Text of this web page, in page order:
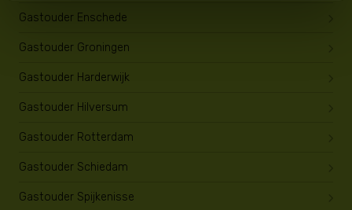
Gastouder Enschede
Gastouder Groningen
Gastouder Harderwijk
Gastouder Hilversum
Gastouder Rotterdam
Gastouder Schiedam
Gastouder Spijkenisse